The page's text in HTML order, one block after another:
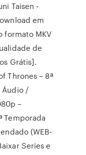
Taisen -
em
formato MKV
de
Grátis].
Thrones – 8ª
Áudio /
–
Temporada
(WEB-
Series e